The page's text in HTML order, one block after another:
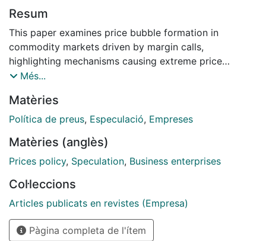
Resum
This paper examines price bubble formation in
commodity markets driven by margin calls,
highlighting mechanisms causing extreme price
volatility. Analyzing Nickel, WTI Oil, Silver, Copper,
leverage, liquidity reduction, and positive feedback
loops using advanced detection methods like LPPLS
calls amplify volatility through forced trades and
speculation. Asymmetrical reactions and herding
under supply constraints. My findings stress the need
for improved risk management and regulatory
measures to curb leverage-driven volatility, enhancing
market stability and resilience.
Més...
Matèries
Política de preus, Especulació, Empreses
Matèries (anglès)
Prices policy, Speculation, Business enterprises
Col·leccions
Articles publicats en revistes (Empresa)
Pàgina completa de l'ítem